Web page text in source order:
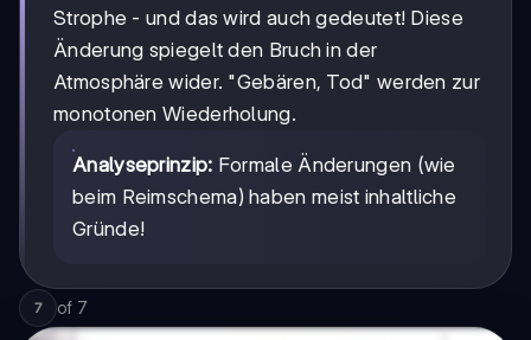
Strophe - und das wird auch gedeutet! Diese
Änderung spiegelt den Bruch in der
Atmosphäre wider. "Gebären, Tod" werden zur
monotonen Wiederholung.
Analyseprinzip: Formale Änderungen (wie
beim Reimschema) haben meist inhaltliche
Gründe!
7 of 7